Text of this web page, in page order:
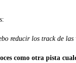
reducir los track de
como otra pista